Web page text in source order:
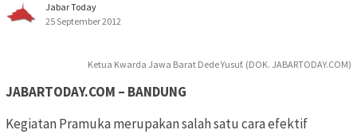
Jabar Today
25 September 2012
Ketua Kwarda Jawa Barat Dede Yusuf. (DOK. JABARTODAY.COM)
JABARTODAY.COM – BANDUNG
Kegiatan Pramuka merupakan salah satu cara efektif